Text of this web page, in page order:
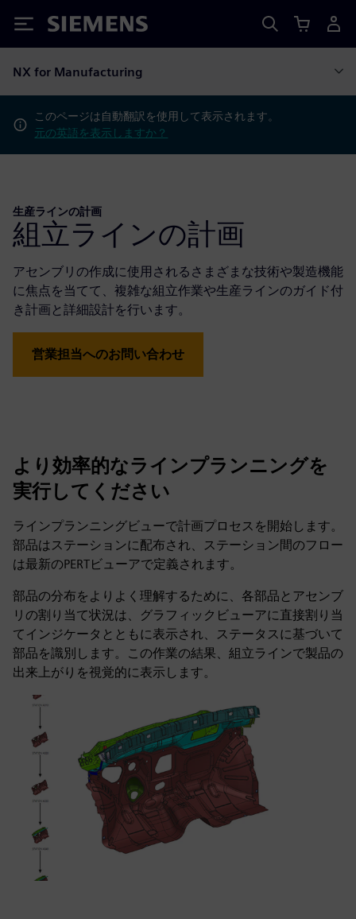
Siemens
NX for Manufacturing
このページは自動翻訳を使用して表示されます。
元の英語を表示しますか？
生産ラインの計画
組立ラインの計画
アセンブリの作成に使用されるさまざまな技術や製造機能
に焦点を当てて、複雑な組立作業や生産ラインのガイド付
き計画と詳細設計を行います。
営業担当へのお問い合わせ
より効率的なラインプランニングを
実行してください
ラインプランニングビューで計画プロセスを開始します。
部品はステーションに配布され、ステーション間のフロー
は最新のPERTビューアで定義されます。
部品の分布をよりよく理解するために、各部品とアセンブ
リの割り当て状況は、グラフィックビューアに直接割り当
てインジケータとともに表示され、ステータスに基づいて
部品を識別します。この作業の結果、組立ラインで製品の
出来上がりを視覚的に表示します。